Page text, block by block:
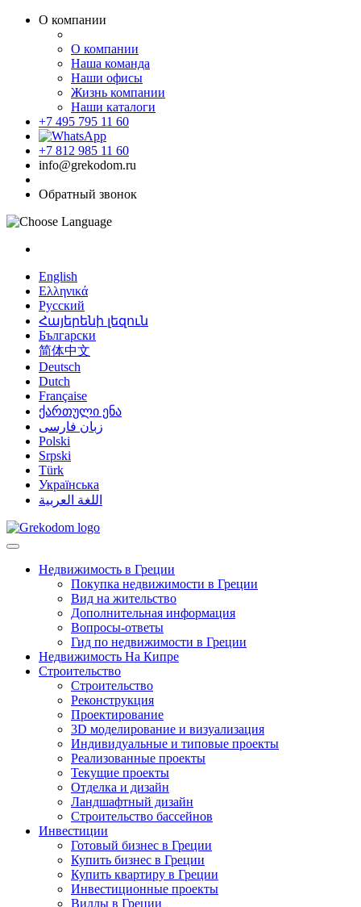
О компании
О компании
Наша команда
Наши офисы
Жизнь компании
Наши каталоги
+7 495 795 11 60
+7 812 985 11 60
info@grekodom.ru
Обратный звонок
English
Ελληνικά
Русский
Հայերենի լեզուն
Български
简体中文
Deutsch
Dutch
Française
ქართული ენა
زبان فارسی
Polski
Srpski
Türk
Українська
اللغة العربية
Недвижимость в Греции
Покупка недвижимости в Греции
Вид на жительство
Дополнительная информация
Вопросы-ответы
Гид по недвижимости в Греции
Недвижимость На Кипре
Строительство
Строительство
Реконструкция
Проектирование
3D моделирование и визуализация
Индивидуальные и типовые проекты
Реализованные проекты
Текущие проекты
Отделка и дизайн
Ландшафтный дизайн
Строительство бассейнов
Инвестиции
Готовый бизнес в Греции
Купить бизнес в Греции
Купить квартиру в Греции
Инвестиционные проекты
Виллы в Греции